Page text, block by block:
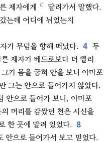
제자에게
ㄷ 달려가서 말했다.
는데 어디에 뉘었는지
가 무덤을 향해 떠났다. 4 두
제자가 베드로보다 더 빨리
그가 몸을 굽혀 안을 보니 아마포
그는 안으로 들어가지 않았다.
안으로 들어가 보니, 아마포
머리를 감쌌던 천은 시신을
한 곳에 말려 있었다. 8
안으로 들어가서 보고 믿었다.